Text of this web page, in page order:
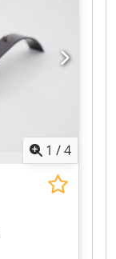
1 /4